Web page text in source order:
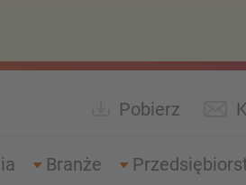
Pobierz
Branże